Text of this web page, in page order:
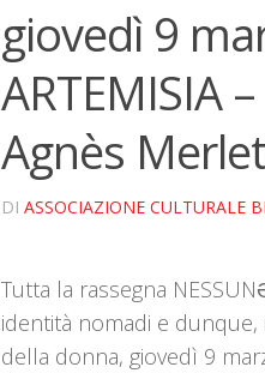
giovedì 9
ARTEMISIA
Agnès Merlet
DI ASSOCIAZIONE CULTURALE
Tutta la rassegna
identità nomadi e
della donna, giovedì 9